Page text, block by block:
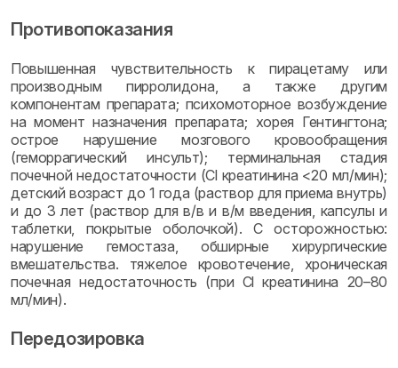
Противопоказания
Повышенная чувствительность к пирацетаму или
производным пирролидона, а также другим
компонентам препарата; психомоторное возбуждение
на момент назначения препарата; хорея Гентингтона;
острое нарушение мозгового кровообращения
(геморрагический инсульт); терминальная стадия
почечной недостаточности (Cl креатинина <20 мл/мин);
детский возраст до 1 года (раствор для приема внутрь)
и до 3 лет (раствор для в/в и в/м введения, капсулы и
таблетки, покрытые оболочкой). С осторожностью:
нарушение гемостаза, обширные хирургические
вмешательства. тяжелое кровотечение, хроническая
почечная недостаточность (при Cl креатинина 20–80
мл/мин).
Передозировка